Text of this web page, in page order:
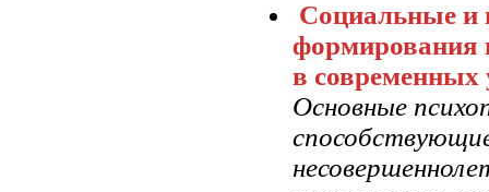
Социальные и
формирования
в современных
Основные